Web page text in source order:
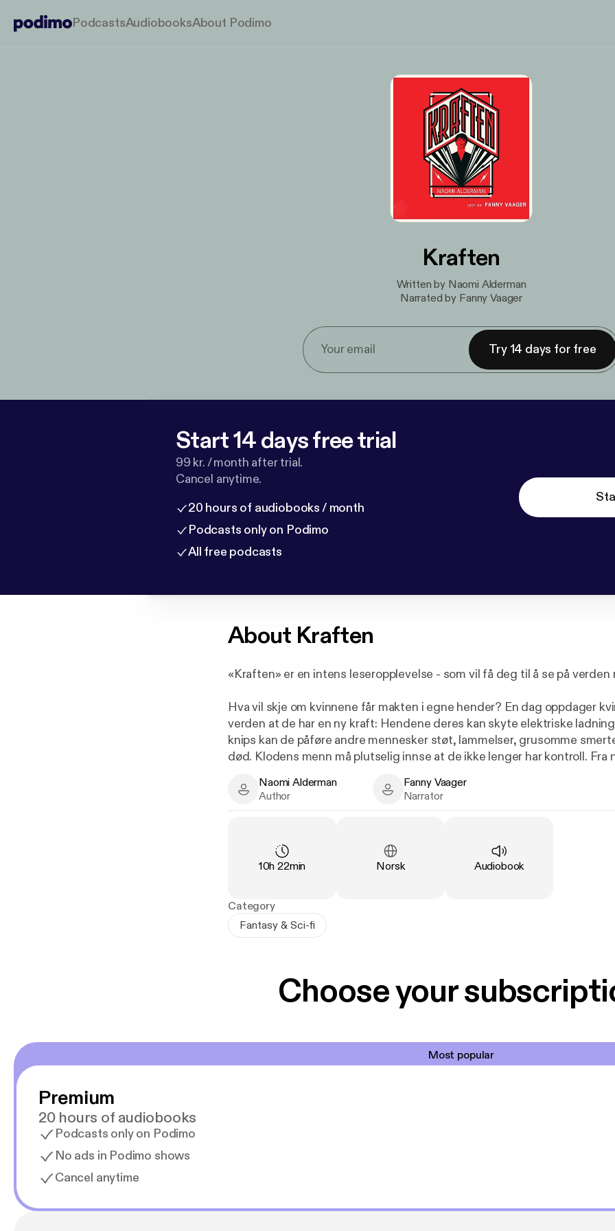
PodcastsAudiobooksAbout Podimo
Kraften
Written by Naomi Alderman
Narrated by Fanny Vaager
Try 14 days for free
Start 14 days free trial
99 kr. / month after trial.
Cancel anytime.
20 hours of audiobooks / month
Podcasts only on Podimo
All free podcasts
About Kraften
«Kraften» er en intens leseropplevelse - som vil få deg til å se på verden
Hva vil skje om kvinnene får makten i egne hender? En dag oppdager
verden at de har en ny kraft: Hendene deres kan skyte elektriske
knips kan de påføre andre mennesker støt, lammelser, grusomme
død. Klodens menn må plutselig innse at de ikke lenger har kontroll. Fra
makten de har fått - og hva gjør makten med kvinnene?
steder i verden - tre kvinner og en mann - som alle får livene forandret av
gjør den nye makten med dem? Hvordan forandres samfunnet,
som mannens undertrykking er borte?
Naomi Alderman - Author
Naomi Alderman
Author
Fanny Vaager - Narrator
Fanny Vaager
Narrator
Duration:
10h 22min Language
Norsk Type:
Audiobook
Category
Fantasy & Sci-fi
Choose your
Most popular
Premium
20 hours of audiobooks
Podcasts only on Podimo
No ads in Podimo shows
Cancel anytime